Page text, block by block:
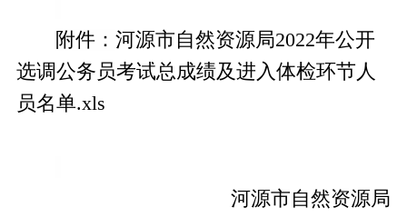
附件： 河源市自然资源局2022年公开
选调公务员考试总成绩及进入体检环节人
员名单.xls
河源市自然资源局